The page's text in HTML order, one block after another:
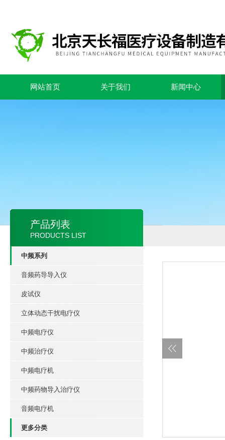
网站首页 关于我们 新闻中心
产品列表
PRODUCTS LIST
中频系列
音频药导导入仪
皮试仪
立体动态干扰电疗仪
中频电疗仪
中频治疗仪
中频电疗机
中频药物导入治疗仪
音频电疗机
更多分类